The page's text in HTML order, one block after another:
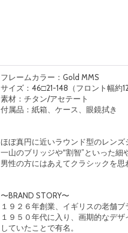
フレームカラー：Gold MMS
サイズ：46□21-148（フロント幅約
素材：チタン/アセテート
付属品：紙箱、ケース、眼鏡拭き
ほぼ真円に近いラウンド型のレンズ
一山のブリッジや“割智”といった細
男性の方にはあえてクラシックを
〜BRAND STORY〜
１９２６年創業、イギリスの老舗ブ
１９５０年代に入り、画期的なデ
していたことで有名。